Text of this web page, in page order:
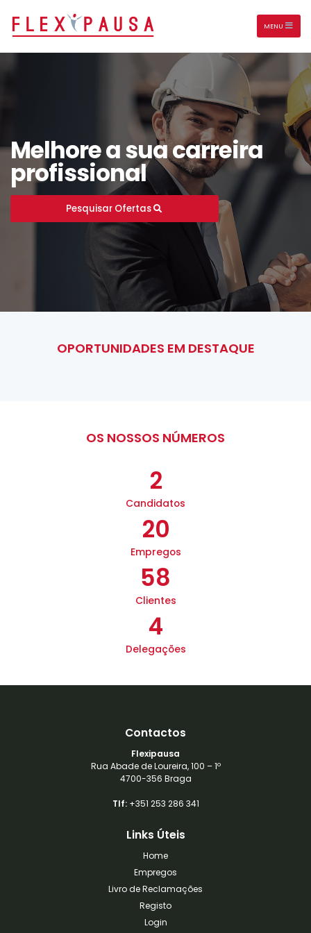
MENU
Melhore a sua carreira
profissional
Pesquisar Ofertas
OPORTUNIDADES EM DESTAQUE
OS NOSSOS NÚMEROS
2
Candidatos
20
Empregos
58
Clientes
4
Delegações
Contactos
Flexipausa
Rua Abade de Loureira, 100 – 1º
4700-356 Braga
Tlf:+351 253 286 341
Links Úteis
Home
Empregos
Livro de Reclamações
Registo
Login